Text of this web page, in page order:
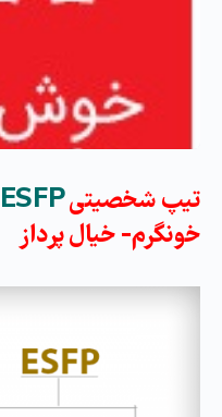
تیپ شخصیتیESFP
خونگرم- خیال پرداز